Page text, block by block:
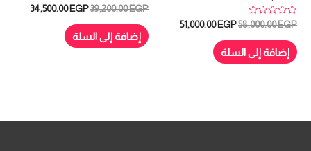
تم
من
5
58,000.00EGP
السعر
هو:
58,000.00 EGP.
51,000.00 EGP
السعر
إضافة إلى السلة
تم
من
5
39,200.00EGP
السعر
هو:
39,200.00 EGP.
34,500.00 EGP
السعر
إضافة إلى السلة